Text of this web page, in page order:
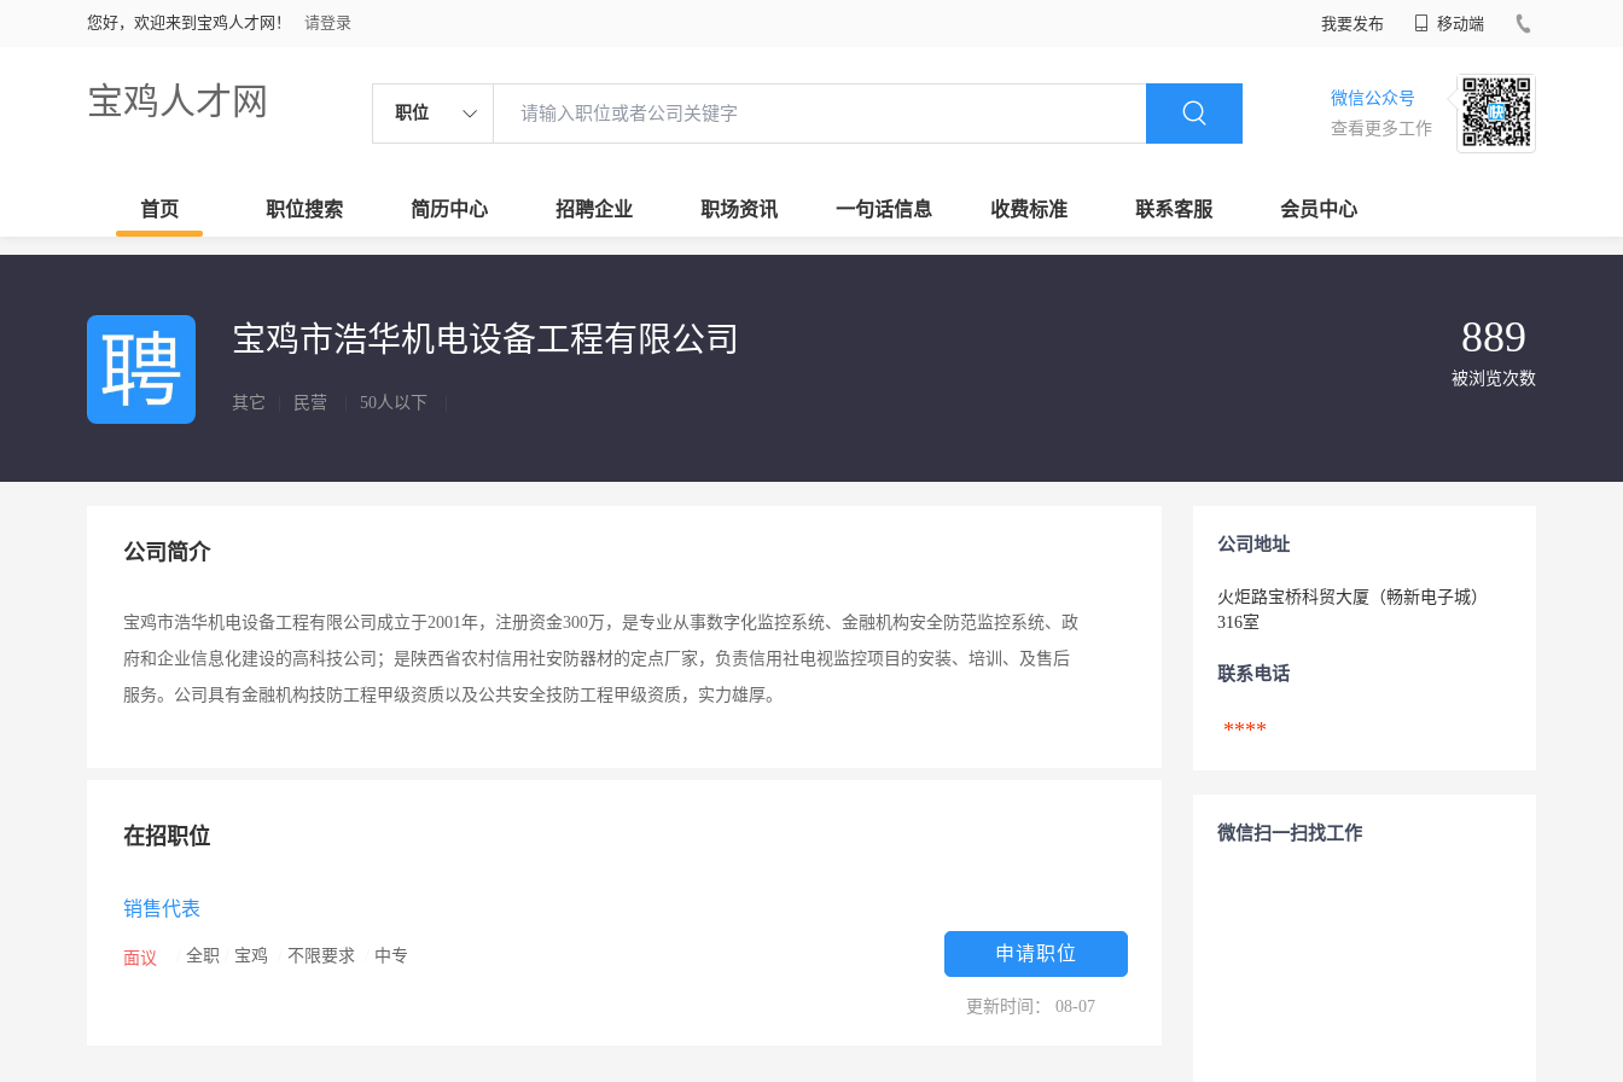
您好，欢迎来到宝鸡人才网！ 请登录 我要发布 移动端
宝鸡人才网 职位
微信公众号
查看更多工作
首页 职位搜索 简历中心 招聘企业 职场资讯 一句话信息 收费标准 联系客服 会员中心
宝鸡市浩华机电设备工程有限公司
其它 民营 50人以下
889
被浏览次数
公司简介
宝鸡市浩华机电设备工程有限公司成立于2001年，注册资金300万，是专业从事数字化监控系统、金融机构安全防范监控系统、政
府和企业信息化建设的高科技公司；是陕西省农村信用社安防器材的定点厂家，负责信用社电视监控项目的安装、培训、及售后
服务。公司具有金融机构技防工程甲级资质以及公共安全技防工程甲级资质，实力雄厚。
在招职位
销售代表
面议 全职 宝鸡 不限要求 中专 申请职位
更新时间： 08-07
公司地址
火炬路宝桥科贸大厦（畅新电子城）
316室
联系电话
****
微信扫一扫找工作